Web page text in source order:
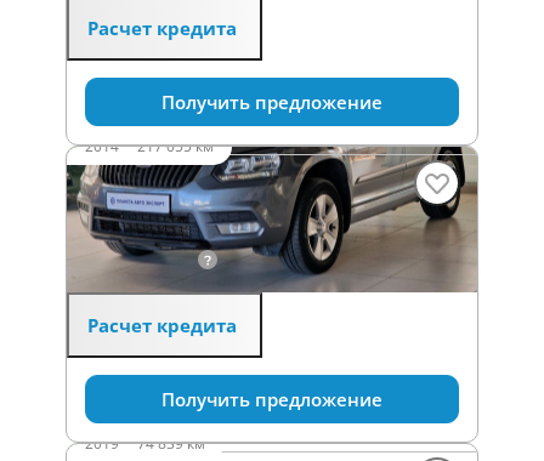
Расчет кредита
Получить предложение
2014·217 055 км
SKODA Yeti
1.4 л (122 л.с.), Робот, бензин, передний
920 000 ₽
Расчет кредита
Получить предложение
2019·74 839 км